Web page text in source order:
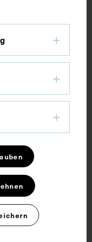
versehen.